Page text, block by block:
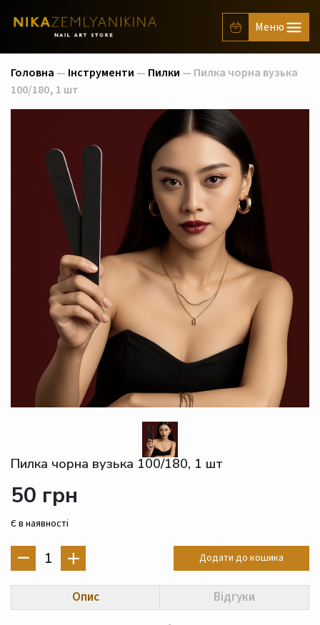
Головна — Інструменти — Пилки — Пилка чорна вузька
100/180, 1 шт
Пилка чорна вузька 100/180, 1 шт
50 грн
Є в наявності
1 Додати до кошика
Опис Відгуки